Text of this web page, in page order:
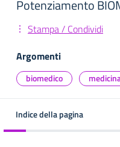
Potenziamento
Stampa / Condividi
Argomenti
biomedico
Indice della pagina